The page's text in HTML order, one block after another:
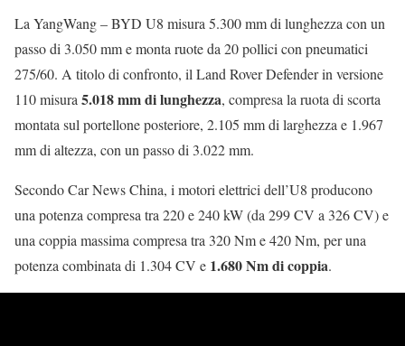
La YangWang – BYD U8 misura 5.300 mm di lunghezza con un
passo di 3.050 mm e monta ruote da 20 pollici con pneumatici
275/60. A titolo di confronto, il Land Rover Defender in versione
110 misura5.018 mm di lunghezza, compresa la ruota di scorta
montata sul portellone posteriore, 2.105 mm di larghezza e 1.967
mm di altezza, con un passo di 3.022 mm.
Secondo Car News China, i motori elettrici dell’U8 producono
una potenza compresa tra 220 e 240 kW (da 299 CV a 326 CV) e
una coppia massima compresa tra 320 Nm e 420 Nm, per una
potenza combinata di 1.304 CV e 1.680 Nm di coppia.